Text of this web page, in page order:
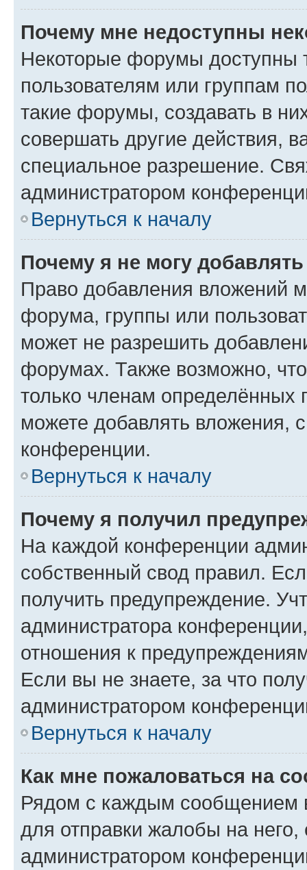
Почему мне недоступны
Некоторые форумы доступны
пользователям или группам
такие форумы, создавать в
совершать другие действия,
специальное разрешение.
администратором
Вернуться к началу
Почему я не могу
Право добавления вложений
форума, группы или
может не разрешить
форумах. Также возможно,
только членам определённых
можете добавлять вложения,
конференции.
Вернуться к началу
Почему я получил
На каждой конференции
собственный свод правил.
получить предупреждение.
администратора
отношения к
Если вы не знаете, за что
администратором
Вернуться к началу
Как мне пожаловаться на
Рядом с каждым сообщением
для отправки жалобы на
администратором